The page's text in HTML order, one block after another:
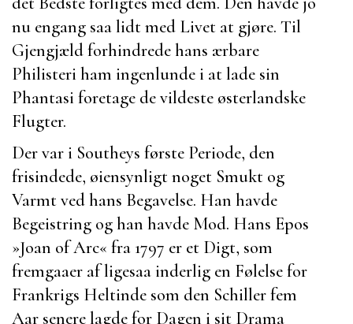
nu engang saa lidt med Livet at gjøre. Til
Gjengjæld forhindrede hans ærbare
Philisteri ham ingenlunde i at lade sin
Phantasi foretage de vildeste østerlandske
Flugter.
Der var i Southeys første Periode, den
frisindede, øiensynligt noget Smukt og
Varmt ved hans Begavelse. Han havde
Begeistring og han havde Mod. Hans Epos
»Joan of Arc« fra 1797 er et Digt, som
fremgaaer af ligesaa inderlig en Følelse for
Frankrigs Heltinde som den Schillerfem
Aar senere lagde for Dagen i sit Drama